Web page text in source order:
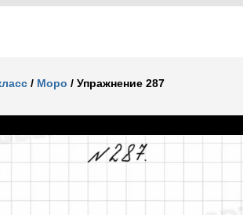
/ Моро / Упражнение 287